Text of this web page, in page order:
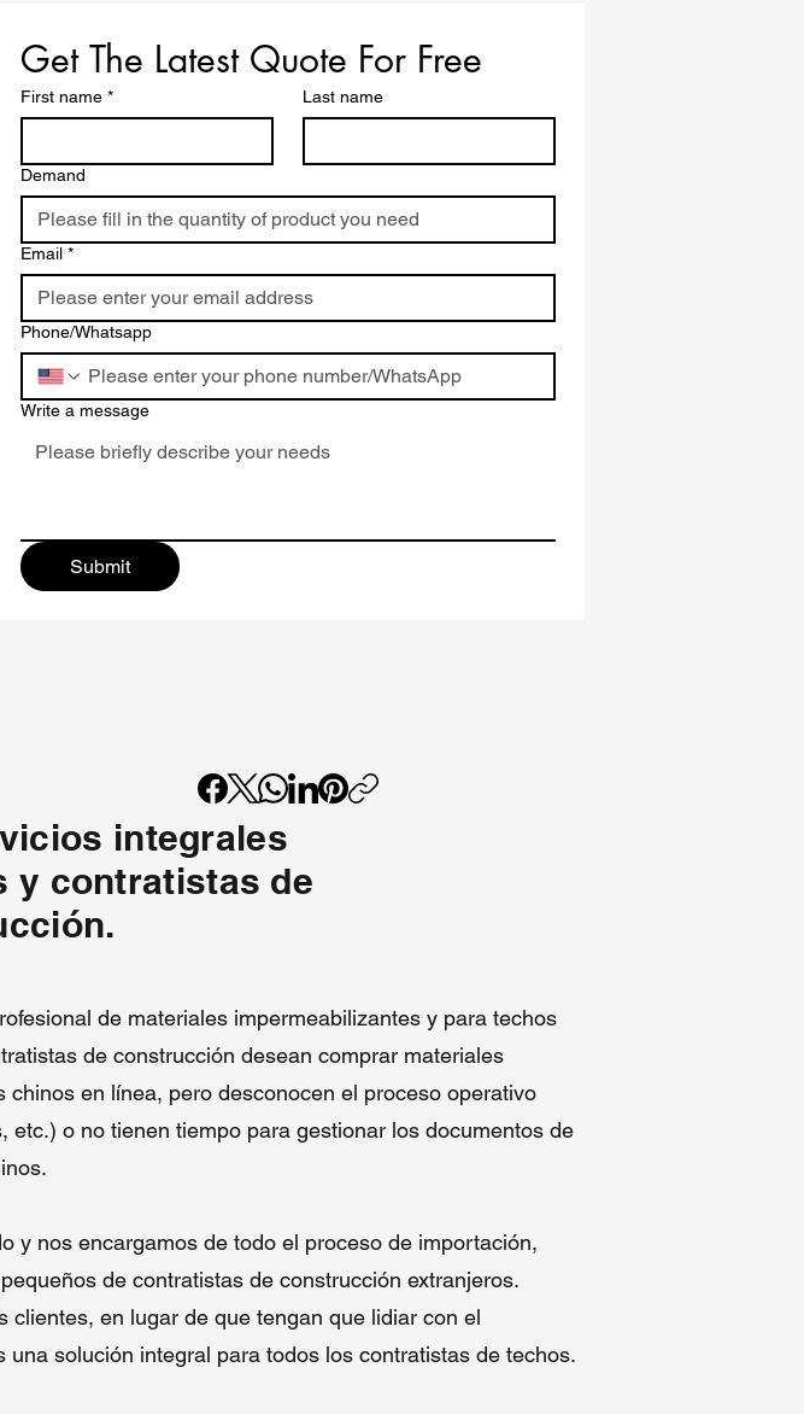
Get The Latest Quote For Free
First name * Last name
Demand
Email *
Phone/Whatsapp
Write a message
Submit
integrales
y contratistas de
de materiales impermeabilizantes y para techos
de construcción desean comprar materiales
en línea, pero desconocen el proceso operativo
o no tienen tiempo para gestionar los documentos de
y nos encargamos de todo el proceso de importación,
de contratistas de construcción extranjeros.
en lugar de que tengan que lidiar con el
solución integral para todos los contratistas de techos.